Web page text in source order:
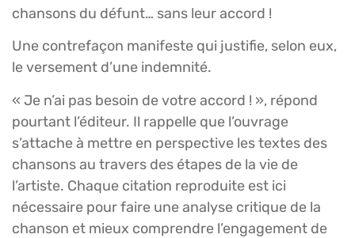
chansons du défunt… sans leur accord !
Une contrefaçon manifeste qui justifie, selon eux,
le versement d’une indemnité.
« Je n’ai pas besoin de votre accord ! », répond
pourtant l’éditeur. Il rappelle que l’ouvrage
s’attache à mettre en perspective les textes des
chansons au travers des étapes de la vie de
l’artiste. Chaque citation reproduite est ici
nécessaire pour faire une analyse critique de la
chanson et mieux comprendre l’engagement de